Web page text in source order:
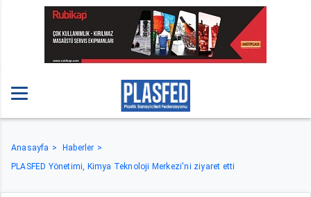
Anasayfa
Haberler
PLASFED Yönetimi, Kimya Teknoloji Merkezi'ni ziyaret etti